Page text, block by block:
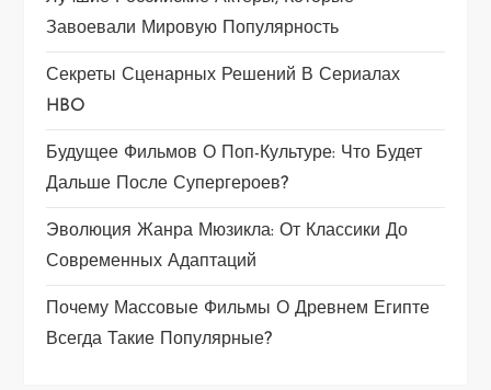
о
з
а
п
и
с
я
Завоевали Мировую Популярность
Секреты Сценарных Решений В Сериалах
HBO
Будущее Фильмов О Поп-Культуре: Что Будет
Дальше После Супергероев?
Эволюция Жанра Мюзикла: От Классики До
Современных Адаптаций
Почему Массовые Фильмы О Древнем Египте
Всегда Такие Популярные?